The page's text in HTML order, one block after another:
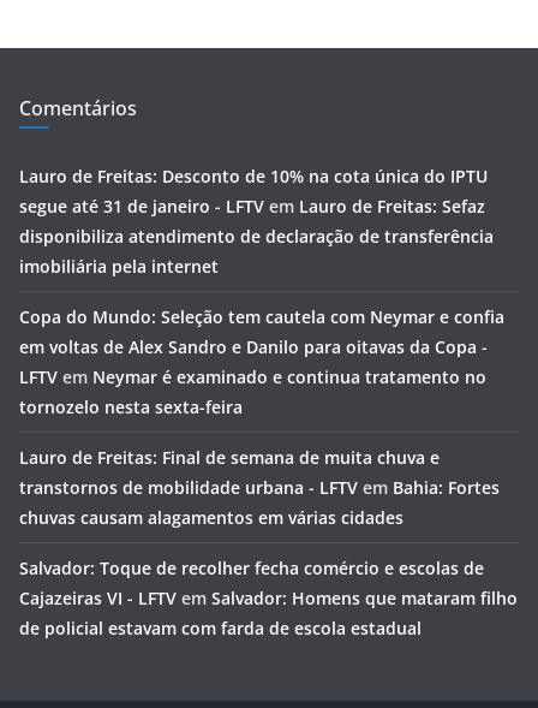
Comentários
Lauro de Freitas: Desconto de 10% na cota única do IPTU
segue até 31 de janeiro - LFTV em Lauro de Freitas: Sefaz
disponibiliza atendimento de declaração de transferência
imobiliária pela internet
Copa do Mundo: Seleção tem cautela com Neymar e confia
em voltas de Alex Sandro e Danilo para oitavas da Copa -
LFTV em Neymar é examinado e continua tratamento no
tornozelo nesta sexta-feira
Lauro de Freitas: Final de semana de muita chuva e
transtornos de mobilidade urbana - LFTV em Bahia: Fortes
chuvas causam alagamentos em várias cidades
Salvador: Toque de recolher fecha comércio e escolas de
Cajazeiras VI - LFTV em Salvador: Homens que mataram filho
de policial estavam com farda de escola estadual